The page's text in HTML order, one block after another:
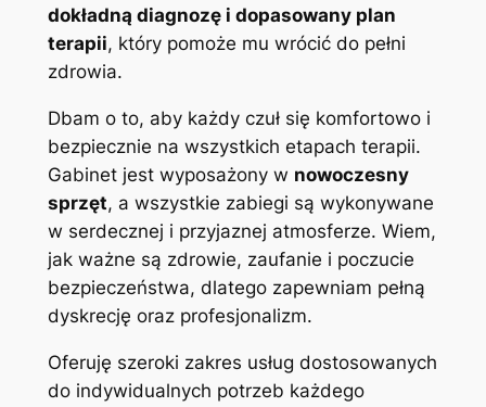
dokładną diagnozę i dopasowany plan
terapii, który pomoże mu wrócić do pełni
zdrowia.
Dbam o to, aby każdy czuł się komfortowo i
bezpiecznie na wszystkich etapach terapii.
Gabinet jest wyposażony w nowoczesny
sprzęt, a wszystkie zabiegi są wykonywane
w serdecznej i przyjaznej atmosferze. Wiem,
jak ważne są zdrowie, zaufanie i poczucie
bezpieczeństwa, dlatego zapewniam pełną
dyskrecję oraz profesjonalizm.
Oferuję szeroki zakres usług dostosowanych
do indywidualnych potrzeb każdego